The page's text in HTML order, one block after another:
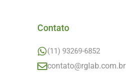
Contato
(11) 93269-6852
contato@rglab.com.br